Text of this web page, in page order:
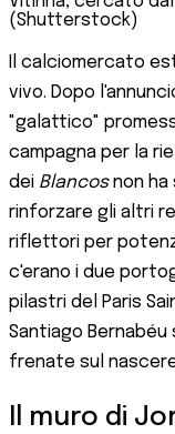
(Shutterstock)
Il calciomercato
vivo. Dopo
"galattico"
campagna per la
dei Blancosnon ha
rinforzare gli altri
riflettori per
c'erano i due
pilastri del Paris
Santiago
frenate sul
Il muro di